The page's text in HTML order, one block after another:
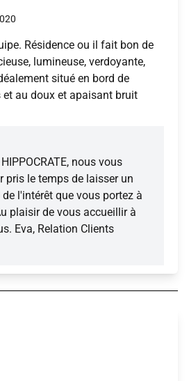
Résidence ou il fait bon de
lumineuse, verdoyante,
situé en bord de
au doux et apaisant bruit
nous vous
pris le temps de laisser un
l'intérêt que vous portez à
plaisir de vous accueillir à
Eva, Relation Clients